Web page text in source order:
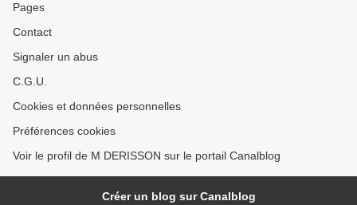
Pages
Contact
Signaler un abus
C.G.U.
Cookies et données personnelles
Préférences cookies
Voir le profil de M DERISSON sur le portail Canalblog
Créer un blog sur Canalblog